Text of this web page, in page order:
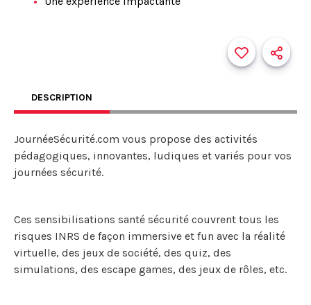
DESCRIPTION
JournéeSécurité.com vous propose des activités
pédagogiques, innovantes, ludiques et variés pour vos
journées sécurité.
Ces sensibilisations santé sécurité couvrent tous les
risques INRS de façon immersive et fun avec la réalité
virtuelle, des jeux de société, des quiz, des
simulations, des escape games, des jeux de rôles, etc.